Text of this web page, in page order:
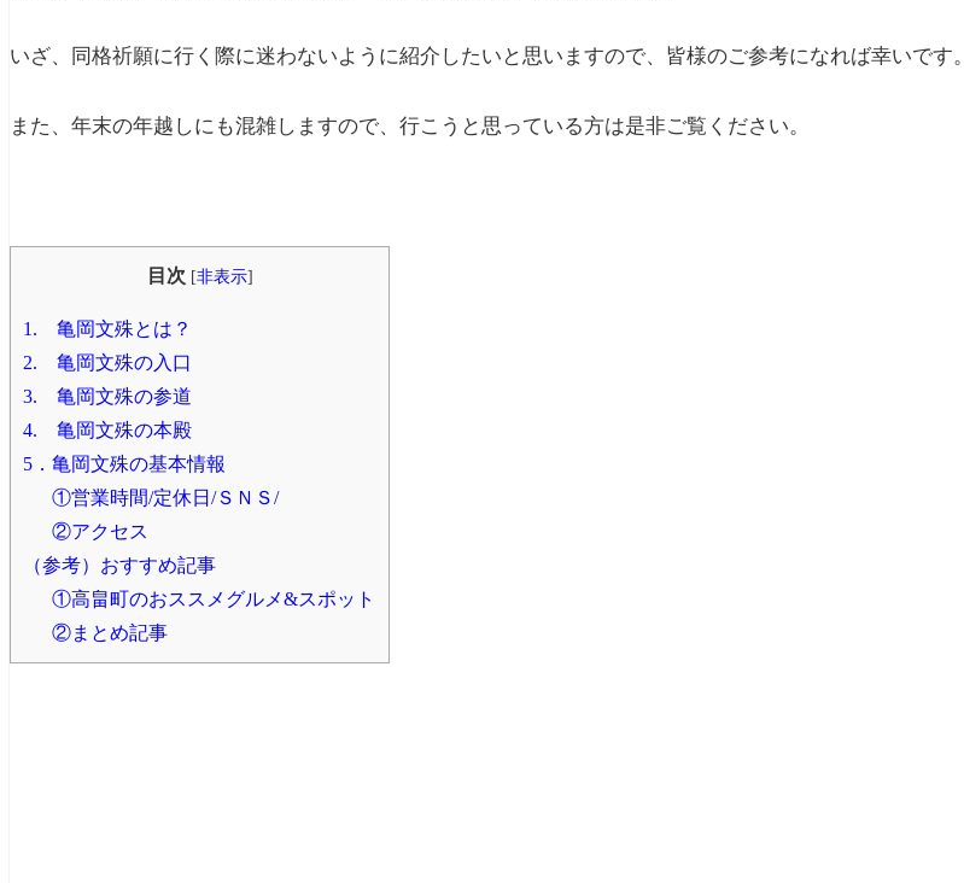
いざ、同格祈願に行く際に迷わないように紹介したいと思いますので、皆様のご参考になれば幸いです。
また、年末の年越しにも混雑しますので、行こうと思っている方は是非ご覧ください。
目次 [非表示]
1. 亀岡文殊とは？
2. 亀岡文殊の入口
3. 亀岡文殊の参道
4. 亀岡文殊の本殿
5．亀岡文殊の基本情報
①営業時間/定休日/ＳＮＳ/
②アクセス
（参考）おすすめ記事
①高畠町のおススメグルメ&スポット
②まとめ記事